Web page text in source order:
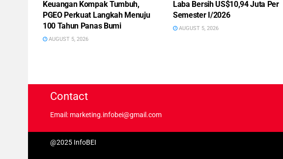
Keuangan Kompak Tumbuh,
PGEO Perkuat Langkah Menuju
100 Tahun Panas Bumi
AUGUST 5, 2026
Laba Bersih US$10,94 Juta Per
Semester I/2026
AUGUST 5, 2026
Contact
Email: marketing.infobei@gmail.com
@2025 InfoBEI